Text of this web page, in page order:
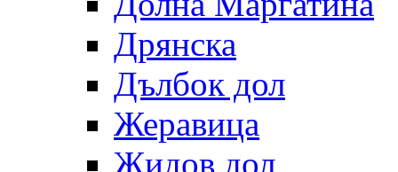
Дрянска
Дълбок дол
Жеравица
Жидов дол